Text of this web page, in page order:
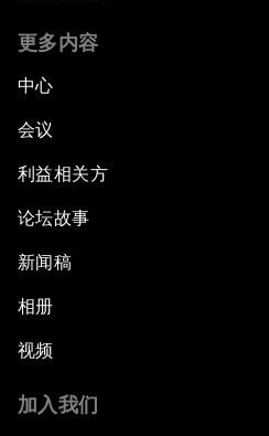
更多内容
中心
会议
利益相关方
论坛故事
新闻稿
相册
视频
加入我们